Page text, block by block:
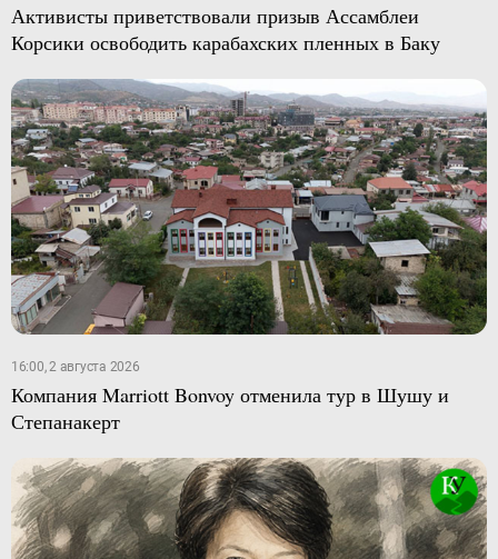
Активисты приветствовали призыв Ассамблеи
Корсики освободить карабахских пленных в Баку
16:00, 2 августа 2026
Компания Marriott Bonvoy отменила тур в Шушу и
Степанакерт